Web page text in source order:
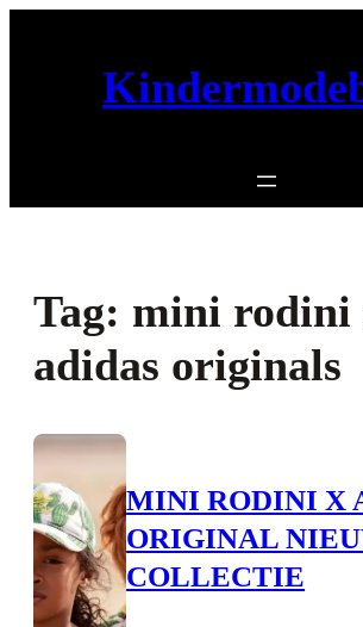
Tag: mini rodini
adidas originals
MINI RODINI X
ORIGINAL
COLLECTIE